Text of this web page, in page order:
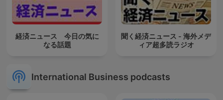
経済ニュース 今日の気に
なる話題
聞く経済ニュース - 海外メデ
ィア超多読ラジオ
International Business podcasts